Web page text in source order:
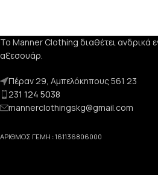
Το Manner Clothing διαθέτει ανδρικά
αξεσουάρ.
Πέραν 29, Αμπελόκηπους 561 23
231 124 5038
mannerclothingskg@gmail.com
ΑΡΙΘΜΟΣ ΓΕΜΗ : 161136806000